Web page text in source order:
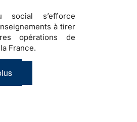
s’efforce
à tirer
opérations de
France.